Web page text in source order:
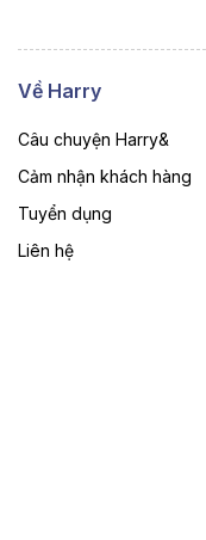
Về Harry
Câu chuyện Harry&
Cảm nhận khách hàng
Tuyển dụng
Liên hệ